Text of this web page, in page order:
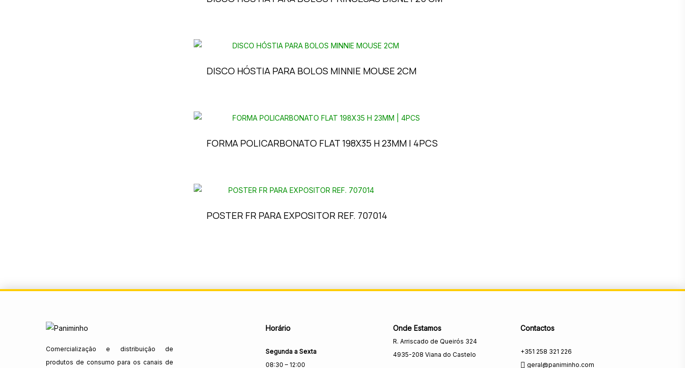
DISCO HÓSTIA PARA BOLOS MINNIE MOUSE 2CM
FORMA POLICARBONATO FLAT 198X35 H 23MM | 4PCS
POSTER FR PARA EXPOSITOR REF. 707014
Comercialização e distribuição de
produtos de consumo para os canais de
Horário
Segunda a Sexta
08:30 – 12:00
Onde Estamos
R. Arriscado de Queirós 324
4935-208 Viana do Castelo
Contactos
+351 258 321 226
geral@paniminho.com